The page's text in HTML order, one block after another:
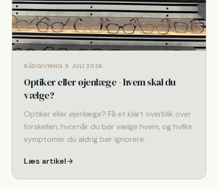
RÅDGIVNING·5. JULI 2026
Optiker eller øjenlæge - hvem skal du
vælge?
Optiker eller øjenlæge? Få et klart overblik over
forskellen, hvornår du bør vælge hvem, og hvilke
symptomer du aldrig bør ignorere.
Læs artikel